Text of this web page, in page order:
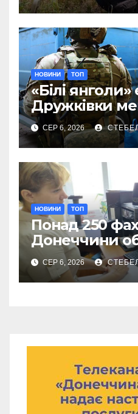
НОВИНИ ТОП
«Білі
Дружківки
їхніх
СЕР 6, 2026
НОВИНИ ТОП
Понад 250
Донеччини
роботу влади
СЕР 6, 2026